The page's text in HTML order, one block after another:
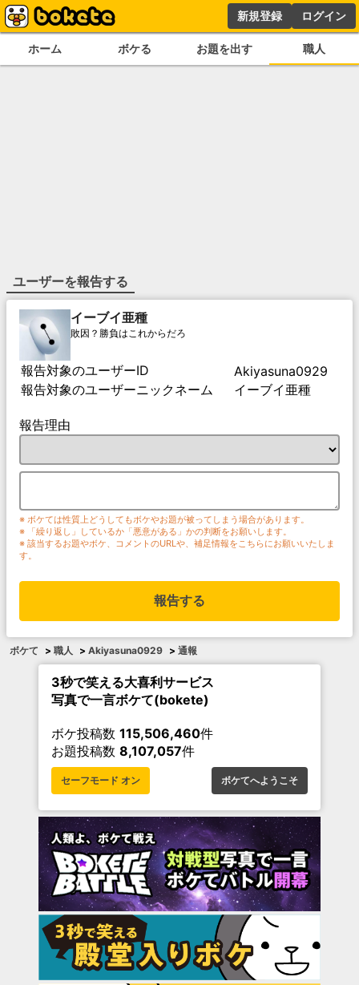
新規登録 ログイン
ホーム ボケる お題を出す 職人
ユーザーを報告する
イーブイ亜種
敗因？勝負はこれからだろ
報告対象のユーザーID
Akiyasuna0929
報告対象のユーザーニックネーム
イーブイ亜種
報告理由
※ ボケては性質上どうしてもボケやお題が被ってしまう場合があります。
※ 「繰り返し」しているか「悪意がある」かの判断をお願いします。
※ 該当するお題やボケ、コメントのURLや、補足情報をこちらにお願いいたしま
す。
報告する
ボケて > 職人 > Akiyasuna0929 > 通報
3秒で笑える大喜利サービス
写真で一言ボケて(bokete)
ボケ投稿数 115,506,460件
お題投稿数 8,107,057件
セーフモード オン ボケてへようこそ